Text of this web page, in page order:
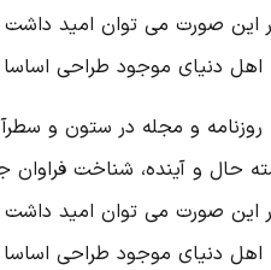
این صورت می توان امید
دنیای موجود طراحی اساسا
و مجله در ستون و
حال و آینده، شناخت
این صورت می توان امید
دنیای موجود طراحی اساسا